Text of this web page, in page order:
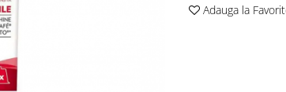
Adauga la